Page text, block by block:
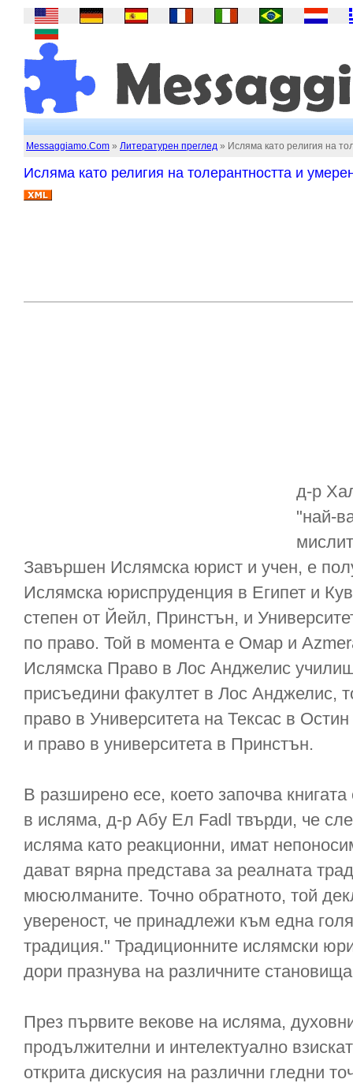
Messaggiamo.Com » Литературен преглед » Исляма като религия на
Исляма като религия на толерантността и
д-р
"най-
Завършен Ислямска юрист и учен, е
Ислямска юриспруденция в Египет и
степен от Йейл, Принстън, и
по право. Той в момента е Омар и
Ислямска Право в Лос Анджелис
присъедини факултет в Лос Анджелис,
право в Университета на Тексас в
и право в университета в Принстън.
В разширено есе, което започва
в исляма, д-р Абу Ел Fadl твърди, че
исляма като реакционни, имат
дават вярна представа за реалната
мюсюлманите. Точно обратното, той
увереност, че принадлежи към една
традиция." Традиционните ислямски
дори празнува на различните
През първите векове на исляма,
продължителни и интелектуално
открита дискусия на различни гледни